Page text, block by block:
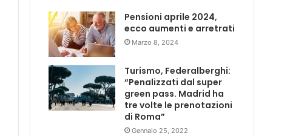
Pensioni aprile 2024,
ecco aumenti e arretrati
Marzo 8, 2024
Turismo, Federalberghi:
“Penalizzati dal super
green pass. Madrid ha
tre volte le prenotazioni
di Roma”
Gennaio 25, 2022